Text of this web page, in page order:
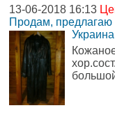
13-06-2018 16:13
Продам, предлагаю